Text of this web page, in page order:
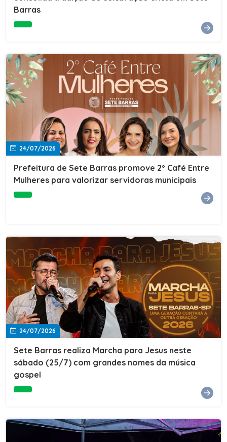
e do Instituto de Desenvolvimento Profissional
fundador da empresa Seu Consultor.Inscrições: FAÇA
AQUI
Barras
24/07/2026
Prefeitura de Sete Barras promove 2º Café Entre
Mulheres para valorizar servidoras municipais
24/07/2026
Sete Barras realiza Marcha para Jesus neste
sábado (25/7) com grandes nomes da música
gospel